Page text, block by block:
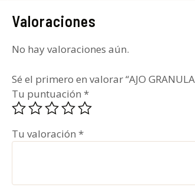
Valoraciones
No hay valoraciones aún.
Sé el primero en valorar “AJO
Tu puntuación *
Tu valoración *